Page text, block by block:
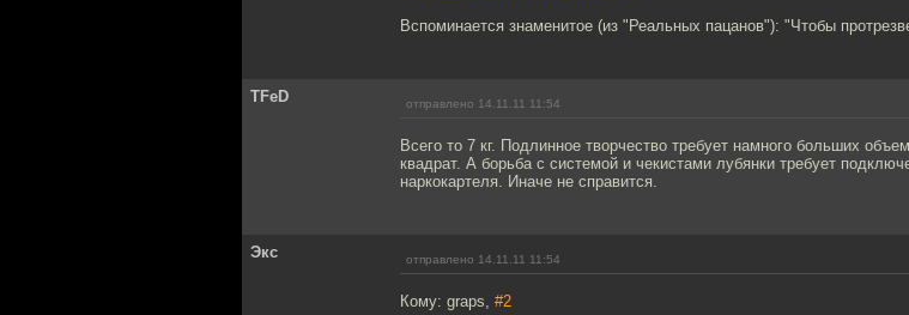
Вспоминается знаменитое (из "Реальных пацанов"): "Чтобы
TFeD отправлено 14.11.11 11:54
Всего то 7 кг. Подлинное творчество требует намного больших
квадрат. А борьба с системой и чекистами лубянки требует
наркокартеля. Иначе не справится.
Экс отправлено 14.11.11 11:54
Кому: graps, #2